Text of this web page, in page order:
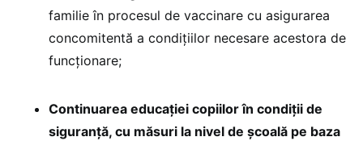
familie în procesul de vaccinare cu asigurarea
concomitentă a condițiilor necesare acestora de
funcționare;
Continuarea educației copiilor în condiții de
siguranță, cu măsuri la nivel de școală pe baza